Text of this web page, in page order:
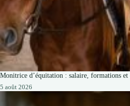
Monitrice d’équitation : salaire, formations
5 août 2026